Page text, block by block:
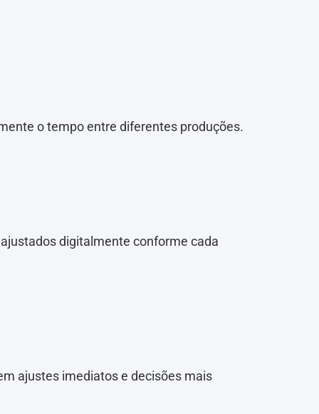
o tempo entre diferentes produções.
digitalmente conforme cada
ajustes imediatos e decisões mais